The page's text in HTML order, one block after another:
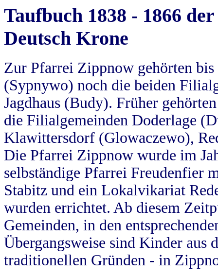
Taufbuch 1838 - 1866
Deutsch Krone
Zur Pfarrei Zippnow gehörten
(Sypnywo) noch die beiden
Jagdhaus (Budy). Früher
die Filialgemeinden Doderlage
Klawittersdorf (Glowaczewo),
Die Pfarrei Zippnow wurde im
selbständige Pfarrei Freudenfier
Stabitz und ein Lokalvikariat
wurden errichtet. Ab diesem
Gemeinden, in den
Übergangsweise sind Kinder aus
traditionellen Gründen - in